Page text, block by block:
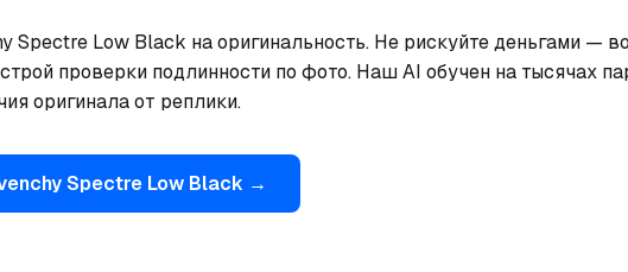
Spectre Low Black на оригинальность. Не рискуйте деньгами —
проверки подлинности по фото. Наш AI обучен на тысячах
оригинала от реплики.
Spectre Low Black →